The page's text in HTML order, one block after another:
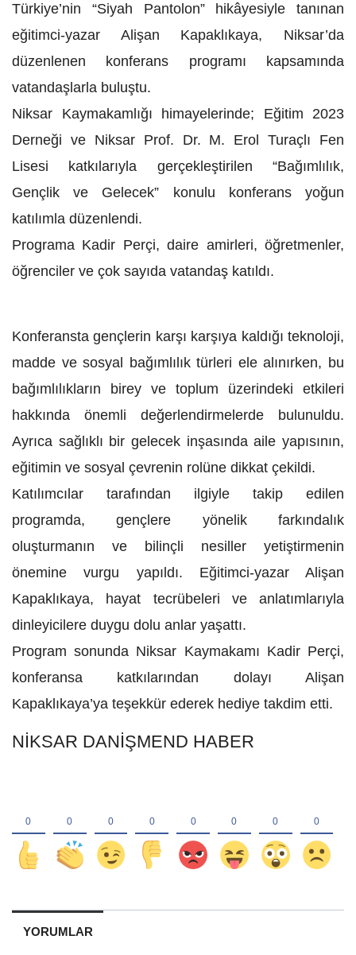
Türkiye’nin “Siyah Pantolon” hikâyesiyle tanınan
eğitimci-yazar Alişan Kapaklıkaya, Niksar’da
düzenlenen konferans programı kapsamında
vatandaşlarla buluştu.
Niksar Kaymakamlığı himayelerinde; Eğitim 2023
Derneği ve Niksar Prof. Dr. M. Erol Turaçlı Fen
Lisesi katkılarıyla gerçekleştirilen “Bağımlılık,
Gençlik ve Gelecek” konulu konferans yoğun
katılımla düzenlendi.
Programa Kadir Perçi, daire amirleri, öğretmenler,
öğrenciler ve çok sayıda vatandaş katıldı.
Konferansta gençlerin karşı karşıya kaldığı teknoloji,
madde ve sosyal bağımlılık türleri ele alınırken, bu
bağımlılıkların birey ve toplum üzerindeki etkileri
hakkında önemli değerlendirmelerde bulunuldu.
Ayrıca sağlıklı bir gelecek inşasında aile yapısının,
eğitimin ve sosyal çevrenin rolüne dikkat çekildi.
Katılımcılar tarafından ilgiyle takip edilen
programda, gençlere yönelik farkındalık
oluşturmanın ve bilinçli nesiller yetiştirmenin
önemine vurgu yapıldı. Eğitimci-yazar Alişan
Kapaklıkaya, hayat tecrübeleri ve anlatımlarıyla
dinleyicilere duygu dolu anlar yaşattı.
Program sonunda Niksar Kaymakamı Kadir Perçi,
konferansa katkılarından dolayı Alişan
Kapaklıkaya’ya teşekkür ederek hediye takdim etti.
NİKSAR DANİŞMEND HABER
YORUMLAR